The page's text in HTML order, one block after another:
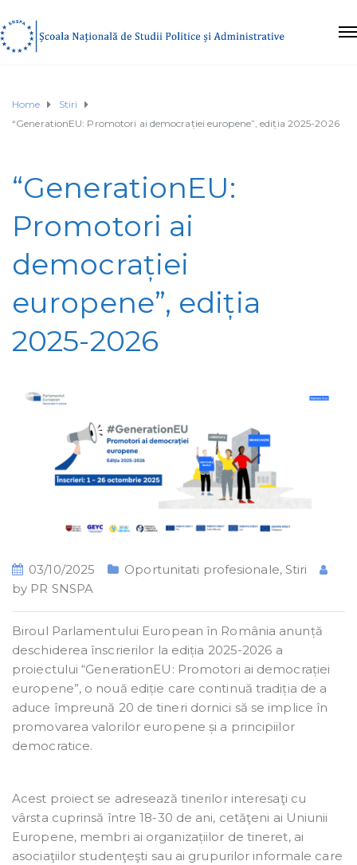
Home
Stiri
“GenerationEU: Promotori ai democrației europene”, ediția 2025-2026
“GenerationEU:
Promotori ai
democrației
europene”, ediția
2025-2026
03/10/2025 Oportunitati profesionale, Stiri
by PR SNSPA
Biroul Parlamentului European în România anunță
deschiderea înscrierilor la ediția 2025-2026 a
proiectului “GenerationEU: Promotori ai democrației
europene”, o nouă ediție care continuă tradiția de a
aduce împreună 20 de tineri dornici să se implice în
promovarea valorilor europene și a principiilor
democratice.
Acest proiect se adresează tinerilor interesaţi cu
vârsta cuprinsă între 18-30 de ani, cetăţeni ai Uniunii
Europene, membri ai organizațiilor de tineret, ai
asociaţiilor studenţeşti sau ai grupurilor informale care